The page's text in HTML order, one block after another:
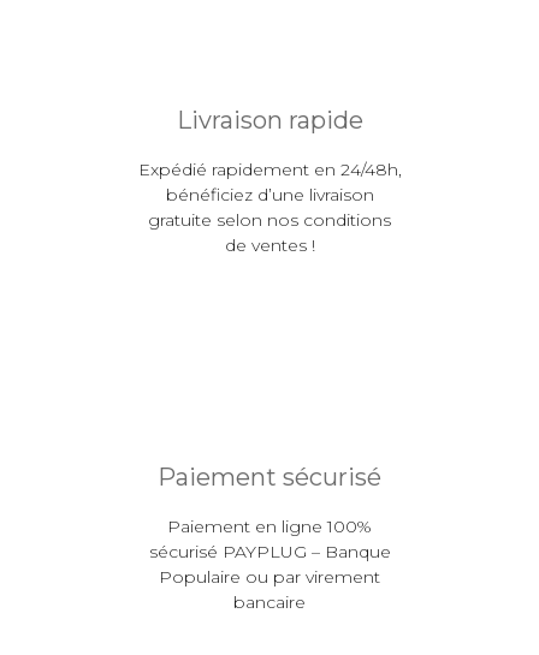
Livraison rapide
Expédié rapidement en 24/48h,
bénéficiez d’une livraison
gratuite selon nos conditions
de ventes !
Paiement sécurisé
Paiement en ligne 100%
sécurisé PAYPLUG – Banque
Populaire ou par virement
bancaire